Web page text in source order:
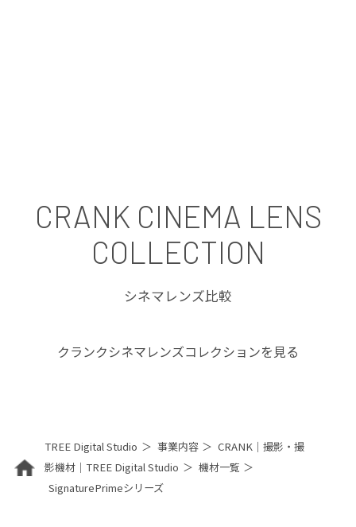
CRANK CINEMA LENS
COLLECTION
シネマレンズ比較
クランクシネマレンズコレクションを見る
TREE Digital Studio 事業内容
CRANK｜撮影・撮
影機材｜TREE Digital Studio
機材一覧
SignaturePrimeシリーズ